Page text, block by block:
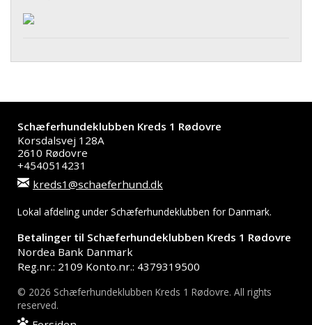
Schæferhundeklubben Kreds 1 Rødovre
Korsdalsvej 128A
2610 Rødovre
+4540514231
kreds1@schaeferhund.dk
Lokal afdeling under Schæferhundeklubben for Danmark.
Betalinger til Schæferhundeklubben Kreds 1 Rødovre
Nordea Bank Danmark
Reg.nr.: 2109 Konto.nr.: 4379319500
© 2026 Schæferhundeklubben Kreds 1 Rødovre. All rights
reserved.